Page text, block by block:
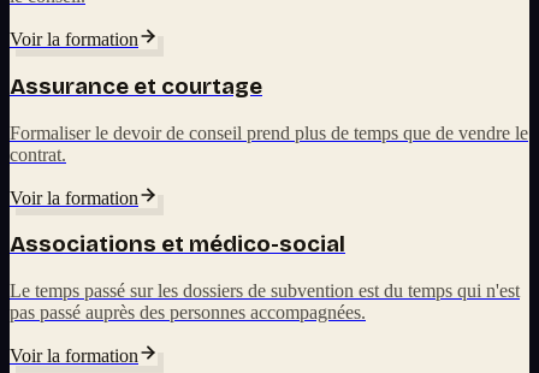
Voir la formation
Assurance et courtage
Formaliser le devoir de conseil prend plus de temps que de vendre le
contrat.
Voir la formation
Associations et médico-social
Le temps passé sur les dossiers de subvention est du temps qui n'est
pas passé auprès des personnes accompagnées.
Voir la formation